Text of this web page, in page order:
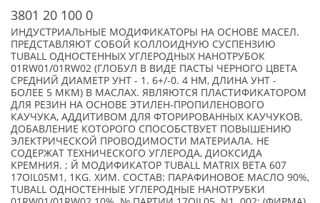
3801 20 100 0
ИНДУСТРИАЛЬНЫЕ МОДИФИКАТОРЫ НА ОСНОВЕ МАСЕЛ.
ПРЕДСТАВЛЯЮТ СОБОЙ КОЛЛОИДНУЮ СУСПЕНЗИЮ
TUBALL ОДНОСТЕННЫХ УГЛЕРОДНЫХ НАНОТРУБОК
01RW01/01RW02 (ГЛОБУЛ В ВИДЕ ПАСТЫ ЧЕРНОГО ЦВЕТА
СРЕДНИЙ ДИАМЕТР УНТ - 1. 6+/-0. 4 НМ, ДЛИНА УНТ -
БОЛЕЕ 5 МКМ) В МАСЛАХ. ЯВЛЯЮТСЯ ПЛАСТИФИКАТОРОМ
ДЛЯ РЕЗИН НА ОСНОВЕ ЭТИЛЕН-ПРОПИЛЕНОВОГО
КАУЧУКА, АДДИТИВОМ ДЛЯ ФТОРИРОВАННЫХ КАУЧУКОВ,
ДОБАВЛЕНИЕ КОТОРОГО СПОСОБСТВУЕТ ПОВЫШЕНИЮ
ЭЛЕКТРИЧЕСКОЙ ПРОВОДИМОСТИ МАТЕРИАЛА. НЕ
СОДЕРЖАТ ТЕХНИЧЕСКОГО УГЛЕРОДА, ДИОКСИДА
КРЕМНИЯ. ; Й МОДИФИКАТОР TUBALL MATRIX ВЕТА 607
17OIL05M1, 1KG. ХИМ. СОСТАВ: ПАРАФИНОВОЕ МАСЛО 90%,
TUBALL ОДНОСТЕННЫЕ УГЛЕРОДНЫЕ НАНОТРУБКИ